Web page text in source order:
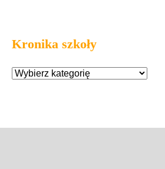
Kronika szkoły